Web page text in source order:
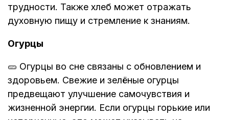
трудности. Также хлеб может отражать
духовную пищу и стремление к знаниям.
Огурцы
🥒 Огурцы во сне связаны с обновлением и
здоровьем. Свежие и зелёные огурцы
предвещают улучшение самочувствия и
жизненной энергии. Если огурцы горькие или